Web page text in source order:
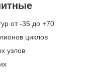
от -35 до +70
циклов
узлов